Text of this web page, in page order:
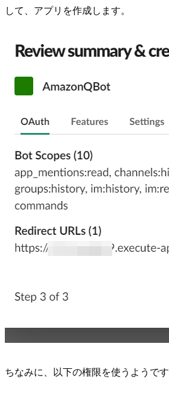
して、アプリを作成します。
ちなみに、以下の権限を使うようです